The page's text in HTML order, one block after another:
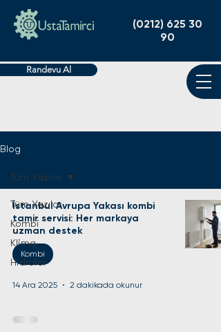
(0212) 625 30
90
Randevu Al
Blog
Tüm Yazılar
Kombi
Klima
Hidrofor
Tüm Yazılar
İstanbul Avrupa Yakası kombi
tamir servisi: Her markaya
uzman destek
Kombi
14 Ara 2025 2 dakikada okunur